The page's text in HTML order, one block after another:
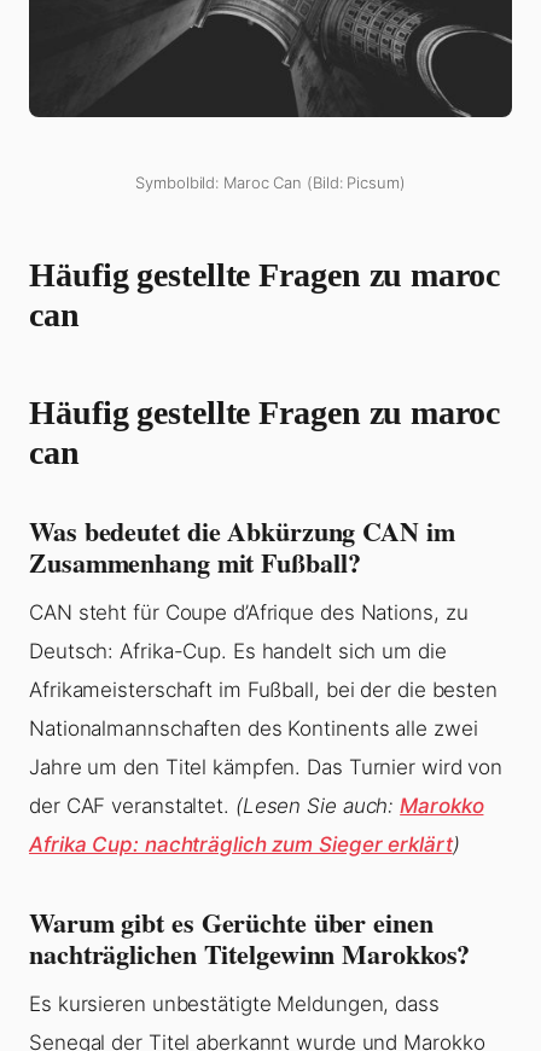
Symbolbild: Maroc Can (Bild: Picsum)
Häufig gestellte Fragen zu maroc
can
Häufig gestellte Fragen zu maroc
can
Was bedeutet die Abkürzung CAN im
Zusammenhang mit Fußball?
CAN steht für Coupe d’Afrique des Nations, zu
Deutsch: Afrika-Cup. Es handelt sich um die
Afrikameisterschaft im Fußball, bei der die besten
Nationalmannschaften des Kontinents alle zwei
Jahre um den Titel kämpfen. Das Turnier wird von
der CAF veranstaltet. (Lesen Sie auch:Marokko
Afrika Cup: nachträglich zum Sieger erklärt)
Warum gibt es Gerüchte über einen
nachträglichen Titelgewinn Marokkos?
Es kursieren unbestätigte Meldungen, dass
Senegal der Titel aberkannt wurde und Marokko